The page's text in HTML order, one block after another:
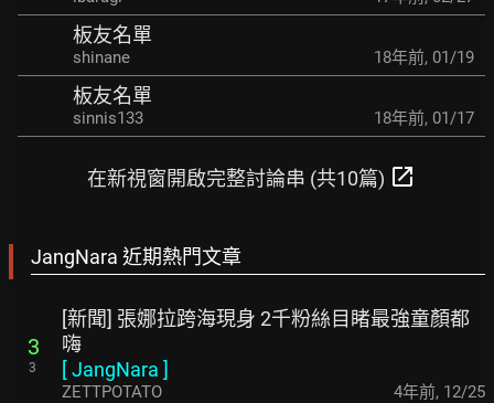
板友名單
shinane 18年前, 01/19
板友名單
sinnis133 18年前, 01/17
在新視窗開啟完整討論串 (共10篇) open_in_new
JangNara 近期熱門文章
3
3
[新聞] 張娜拉跨海現身 2千粉絲目睹最強童顏都
嗨
[JangNara ]
ZETTPOTATO 4年前, 12/25